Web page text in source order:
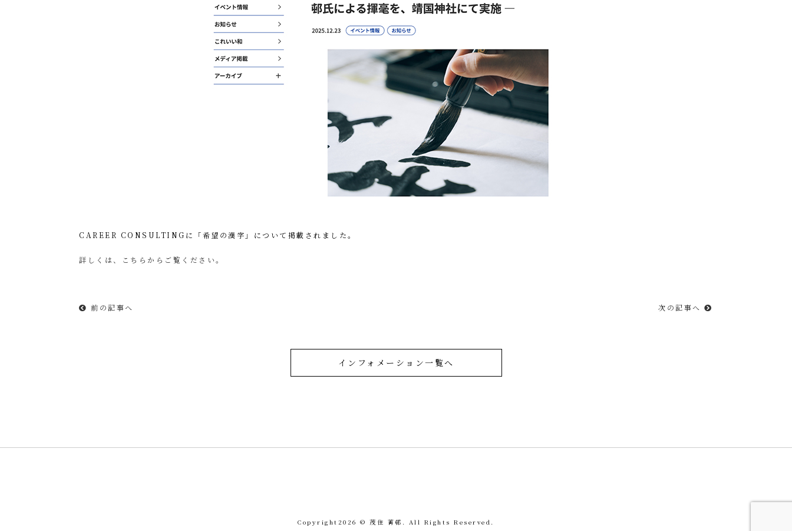
CAREER CONSULTINGに「希望の漢字」について掲載されました。
詳しくは、こちらからご覧ください。
前の記事へ 次の記事へ
インフォメーション一覧へ
Copyright 2026 © 茂住 菁邨. All Rights Reserved.